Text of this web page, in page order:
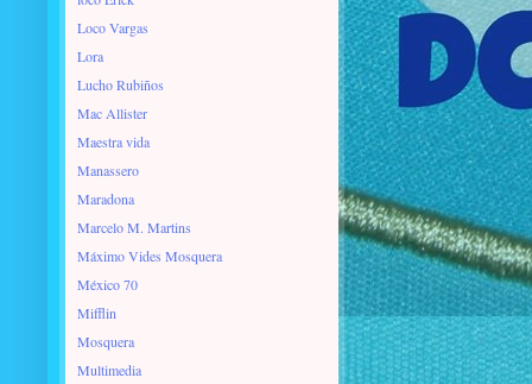
Loco Vargas
Lora
Lucho Rubiños
Mac Allister
Maestra vida
Manassero
Maradona
Marcelo M. Martins
Máximo Vides Mosquera
México 70
Mifflin
Mosquera
Multimedia